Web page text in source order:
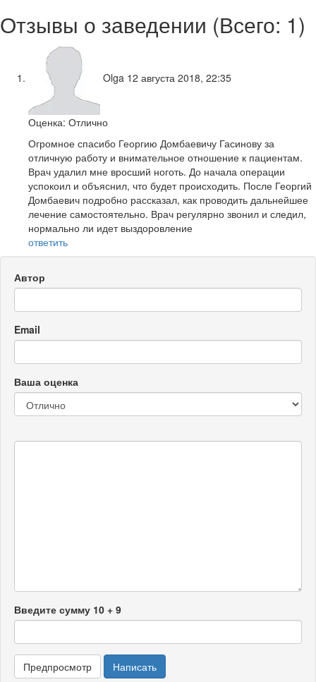
Отзывы о заведении (Всего: 1)
Olga 12 августа 2018, 22:35
Оценка: Отлично
Огромное спасибо Георгию Домбаевичу Гасинову за
отличную работу и внимательное отношение к пациентам.
Врач удалил мне вросший ноготь. До начала операции
успокоил и объяснил, что будет происходить. После Георгий
Домбаевич подробно рассказал, как проводить дальнейшее
лечение самостоятельно. Врач регулярно звонил и следил,
нормально ли идет выздоровление
ответить
Автор
Email
Ваша оценка
Введите сумму 10 + 9